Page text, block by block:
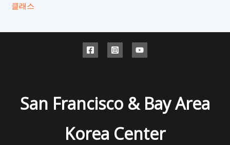
클래스
San Francisco & Bay Area
Korea Center